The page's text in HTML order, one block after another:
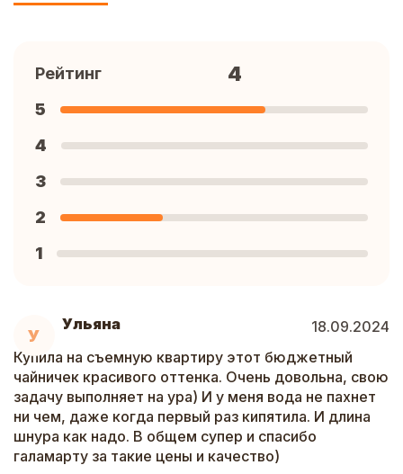
У
Ульяна
18.09.2024
Купила на съемную квартиру этот бюджетный
чайничек красивого оттенка. Очень довольна, свою
задачу выполняет на ура) И у меня вода не пахнет
ни чем, даже когда первый раз кипятила. И длина
шнура как надо. В общем супер и спасибо
галамарту за такие цены и качество)
Рейтинг 4
5
4
3
2
1